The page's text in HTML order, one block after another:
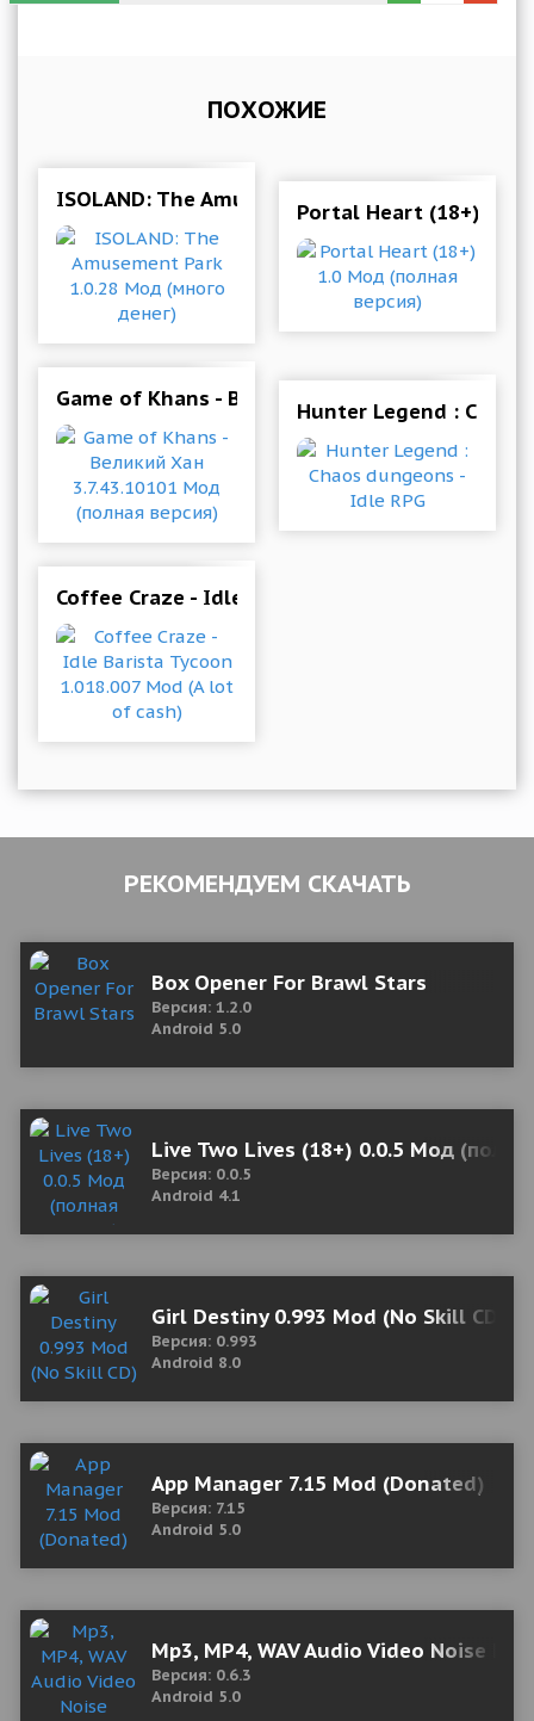
ПОХОЖИЕ
ISOLAND: The Amusement Park 1.0.28 Мод
Portal Heart (18+) 1.0
Game of Khans - Великий Хан 3.7.43.10101
Hunter Legend :
Coffee Craze - Idle Barista Tycoon 1.018.007
РЕКОМЕНДУЕМ СКАЧАТЬ
Box Opener For Brawl Stars
Версия: 1.2.0
Android 5.0
Live Two Lives (18+) 0.0.5 Мод
Версия: 0.0.5
Android 4.1
Girl Destiny 0.993 Mod (No Skill CD)
Версия: 0.993
Android 8.0
App Manager 7.15 Mod (Donated)
Версия: 7.15
Android 5.0
Mp3, MP4, WAV Audio Video Noise
Версия: 0.6.3
Android 5.0